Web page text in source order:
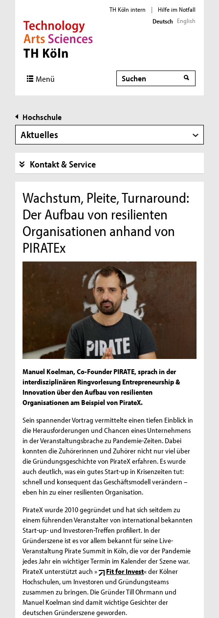
Direkt zur Hauptnavigation
Direkt zur Subnavigation
Direkt zum Inhalt
Direkt zum Fußbereich
TH Köln intern |
Hilfe im Notfall
Deutsch English
Menü Suche
Hochschule
Aktuelles
Kontakt & Service
Wachstum, Pleite, Turnaround:
Der Aufbau von resilienten
Organisationen anhand von
PIRATEx
Manuel Koelman, Co-Founder PIRATE, sprach in der
interdisziplinären Ringvorlesung Entrepreneurship &
Innovation über den Aufbau von resilienten
Organisationen am Beispiel von PirateX.
Sein spannender Vortrag vermittelte einen tiefen Einblick in
die Herausforderungen und Chancen eines Unternehmens
in der Veranstaltungsbrache zu Pandemie-Zeiten. Dabei
konnten die Zuhörerinnen und Zuhörer nicht nur viel über
die Gründungsgeschichte von PirateX erfahren. Es wurde
auch deutlich, was ein gutes Start-up in Krisenzeiten tut:
schnell und konsequent das Geschäftsmodell verändern –
eben hin zu einer resilienten Organisation.
PirateX wurde 2010 gegründet und hat sich seitdem zu
einem führenden Veranstalter von international bekannten
Start-up- und Investoren-Treffen profiliert. In der
Gründerszene ist es vor allem bekannt für seine Live-
Veranstaltung Pirate Summit in Köln, die vor der Pandemie
jedes Jahr ein wichtiger Termin im Kalender der Szene war.
PirateX unterstützt auch »
Fit for Invest« der Kölner
Hochschulen, um Investoren und Gründungsteams
zusammen zu bringen. Die Gründer Till Ohrmann und
Manuel Koelman sind damit wichtige Gesichter der
deutschen Gründerszene geworden.